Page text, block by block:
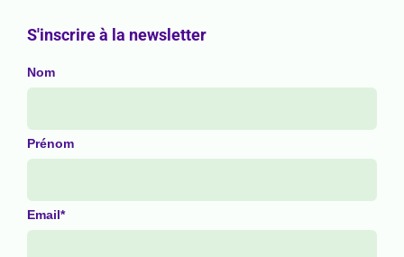
S'inscrire à la newsletter
Nom
Prénom
Email*